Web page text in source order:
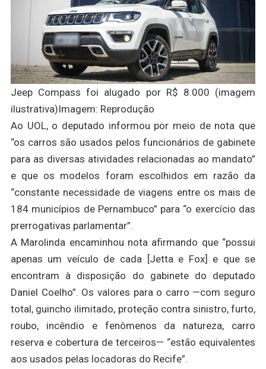
Jeep Compass foi alugado por R$ 8.000 (imagem
ilustrativa)Imagem: Reprodução
Ao UOL, o deputado informou por meio de nota que
“os carros são usados pelos funcionários de gabinete
para as diversas atividades relacionadas ao mandato”
e que os modelos foram escolhidos em razão da
“constante necessidade de viagens entre os mais de
184 municípios de Pernambuco” para “o exercício das
prerrogativas parlamentar”.
A Marolinda encaminhou nota afirmando que “possui
apenas um veículo de cada [Jetta e Fox] e que se
encontram à disposição do gabinete do deputado
Daniel Coelho”. Os valores para o carro —com seguro
total, guincho ilimitado, proteção contra sinistro, furto,
roubo, incêndio e fenômenos da natureza, carro
reserva e cobertura de terceiros— “estão equivalentes
aos usados pelas locadoras do Recife”.